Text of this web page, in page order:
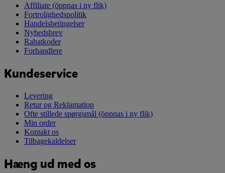
Affiliate (öppnas i ny flik)
Fortrolighedspolitik
Handelsbetingelser
Nyhedsbrev
Rabatkoder
Forhandlere
Kundeservice
Levering
Retur og Reklamation
Ofte stillede spørgsmål (öppnas i ny flik)
Min order
Kontakt os
Tilbagekaldelser
Hæng ud med os